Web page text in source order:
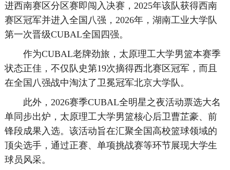
进西南赛区分区赛即闯入决赛，2025年该队获得西南
赛区冠军并进入全国八强，2026年，湖南工业大学队
第一次晋级CUBAL全国四强。
作为CUBAL老牌劲旅，太原理工大学男篮本赛季
状态正佳，不仅队史第19次摘得西北赛区冠军，而且
在全国八强战中淘汰了卫冕冠军北京大学队。
此外，2026赛季CUBAL全明星之夜活动票选大名
单同步出炉，太原理工大学男篮核心后卫曹芷豪、前
锋段成果入选。该活动旨在汇聚全国高校篮球领域的
顶尖选手，通过正赛、单项挑战赛等环节展现大学生
球员风采。